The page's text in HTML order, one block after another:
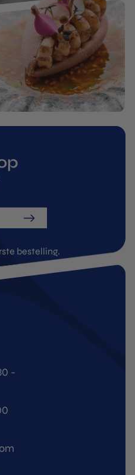
bestelling.
-